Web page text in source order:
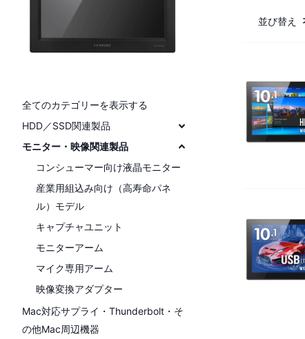
並び替え
全てのカテゴリーを表示する
HDD／SSD関連製品
モニター・映像関連製品
コンシューマー向け液晶モニター
産業用組込み向け（高寿命パネ
ル）モデル
キャプチャユニット
モニターアーム
マイク専用アーム
映像変換アダプター
Mac対応サプライ・Thunderbolt・そ
の他Mac周辺機器